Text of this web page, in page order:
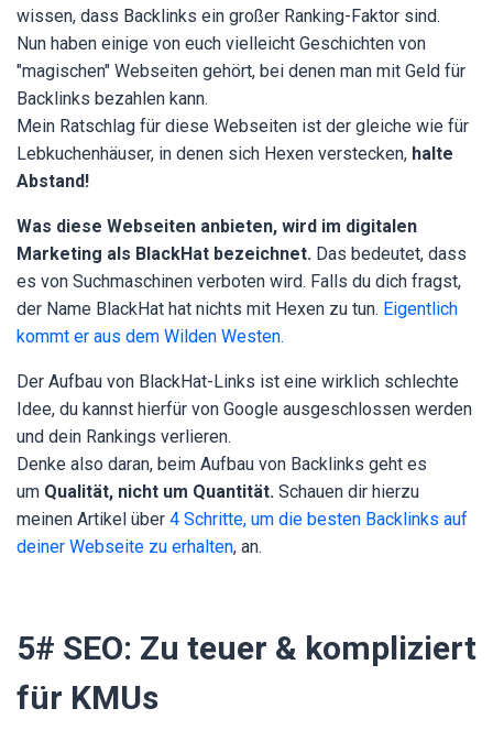
wissen, dass Backlinks ein großer Ranking-Faktor sind.
Nun haben einige von euch vielleicht Geschichten von
"magischen" Webseiten gehört, bei denen man mit Geld für
Backlinks bezahlen kann.
Mein Ratschlag für diese Webseiten ist der gleiche wie für
Lebkuchenhäuser, in denen sich Hexen verstecken, halte
Abstand!
Was diese Webseiten anbieten, wird im digitalen
Marketing als BlackHat bezeichnet. Das bedeutet, dass
es von Suchmaschinen verboten wird. Falls du dich fragst,
der Name BlackHat hat nichts mit Hexen zu tun. Eigentlich
kommt er aus dem Wilden Westen.
Der Aufbau von BlackHat-Links ist eine wirklich schlechte
Idee, du kannst hierfür von Google ausgeschlossen werden
und dein Rankings verlieren.
Denke also daran, beim Aufbau von Backlinks geht es
um Qualität, nicht um Quantität. Schauen dir hierzu
meinen Artikel über 4 Schritte, um die besten Backlinks auf
deiner Webseite zu erhalten, an.
5# SEO: Zu teuer & kompliziert
für KMUs